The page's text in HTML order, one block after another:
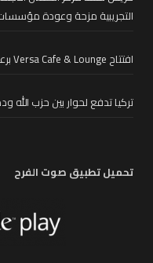
التجريبية مزحة وعودة
افتتاح Versa Cafe & Lounge برعاية بلدية صور
تركيا تدفع لحوار بين حزب الله
تحميل تطبيق صوت الفرح